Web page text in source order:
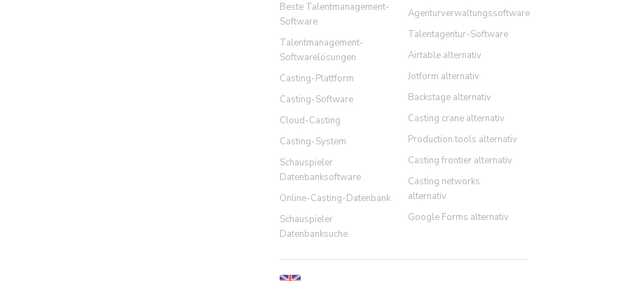
Beste Talentmanagement-
Software
Talentmanagement-
Softwarelösungen
Casting-Plattform
Casting-Software
Cloud-Casting
Casting-System
Schauspieler
Datenbanksoftware
Online-Casting-Datenbank
Schauspieler
Datenbanksuche
Agenturverwaltungssoftware
Talentagentur-Software
Airtable alternativ
Jotform alternativ
Backstage alternativ
Casting crane alternativ
Production.tools alternativ
Casting frontier alternativ
Casting networks
alternativ
Google Forms alternativ